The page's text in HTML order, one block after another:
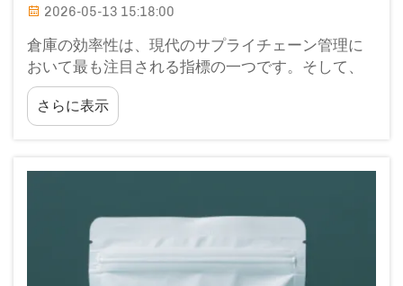
2026-05-13 15:18:00
倉庫の効率性は、現代のサプライチェーン管理に
おいて最も注目される指標の一つです。そして、
包装の選択は、多くのオペレーションマネージャ
ーが当初考えていた以上に、この効率性の達成に
大きく関与しています。製品が不適切な形状の梱
さらに表示